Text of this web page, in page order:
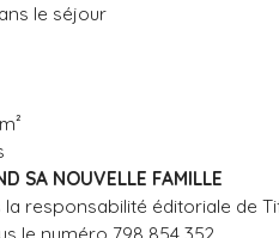
le séjour
SA NOUVELLE FAMILLE
responsabilité éditoriale de